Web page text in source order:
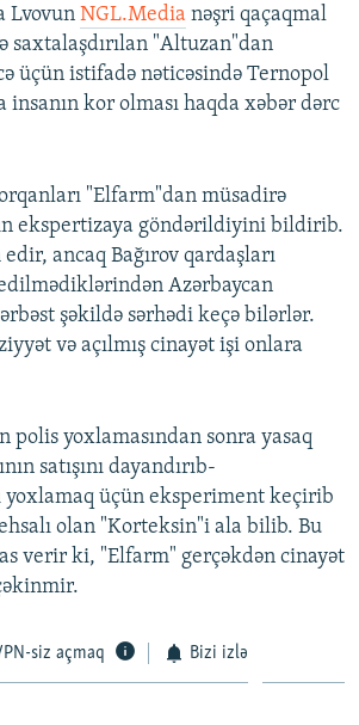
Lvovun NGL.Media nəşri qaçaqmal
saxtalaşdırılan "Altuzan"dan
üçün istifadə nəticəsində Ternopol
kor olması haqda xəbər dərc
"Elfarm"dan müsadirə
ekspertizaya göndərildiyini bildirib.
ancaq Bağırov qardaşları
Azərbaycan
şəkildə sərhədi keçə bilərlər.
və açılmış cinayət işi onlara
polis yoxlamasından sonra yasaq
satışını dayandırıb-
yoxlamaq üçün eksperiment keçirib
olan "Korteksin"i ala bilib. Bu
verir ki, "Elfarm" gerçəkdən cinayət
siz açmaq Bizi izlə